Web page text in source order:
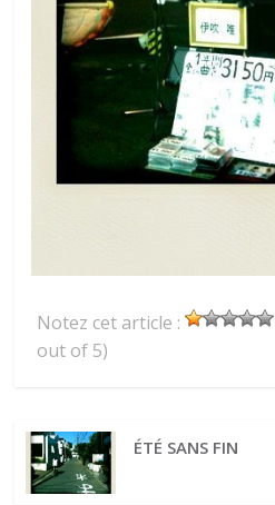
Notez cet article :
out of 5)
ÉTÉ SANS FIN